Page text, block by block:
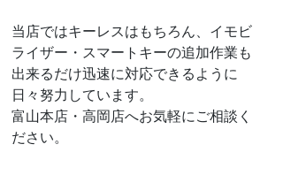
当店ではキーレスはもちろん、イモビ
ライザー・スマートキーの追加作業も
出来るだけ迅速に対応できるように
日々努力しています。
富山本店・高岡店へお気軽にご相談く
ださい。